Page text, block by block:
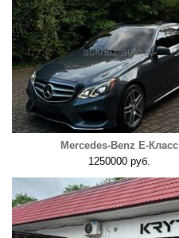
Mercedes-Benz E-Класс
1250000 руб.